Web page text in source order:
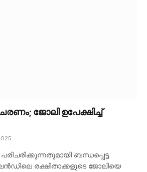
ജോലി ഉപേക്ഷിച്ച്
ബന്ധപ്പെട്ട
രക്ഷിതാക്കളുടെ ജോലിയെ